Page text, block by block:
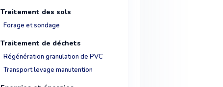
Traitement des sols
Forage et sondage
Traitement de déchets
Régénération granulation de PVC
Transport levage manutention